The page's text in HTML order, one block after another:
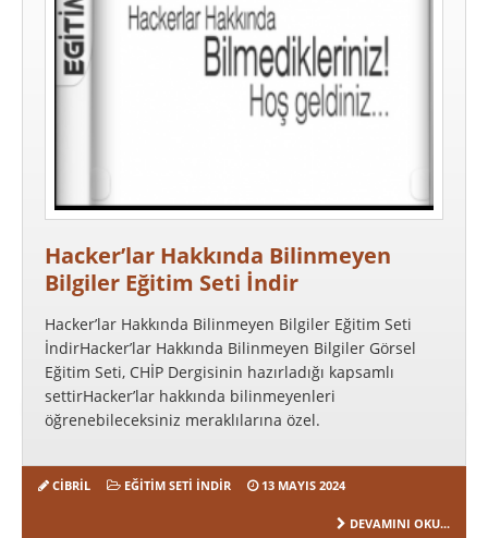
Hacker’lar Hakkında Bilinmeyen
Bilgiler Eğitim Seti İndir
Hacker’lar Hakkında Bilinmeyen Bilgiler Eğitim Seti
İndirHacker’lar Hakkında Bilinmeyen Bilgiler Görsel
Eğitim Seti, CHİP Dergisinin hazırladığı kapsamlı
settirHacker’lar hakkında bilinmeyenleri
öğrenebileceksiniz meraklılarına özel.
CIBRIL EĞITIM SETI İNDIR 13 MAYIS 2024
DEVAMINI OKU...